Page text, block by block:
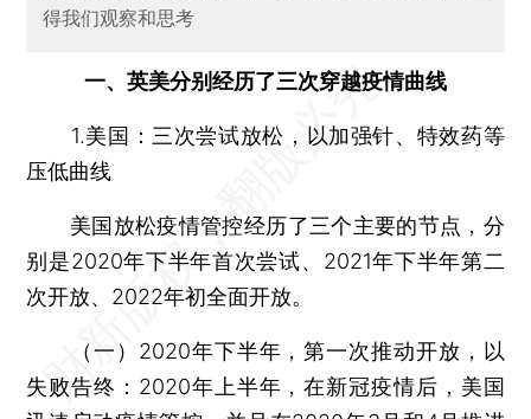
得我们观察和思考
一、英美分别经历了三次穿越疫情曲线
1.美国：三次尝试放松，以加强针、特效药等
压低曲线
美国放松疫情管控经历了三个主要的节点，分
别是2020年下半年首次尝试、2021年下半年第二
次开放、2022年初全面开放。
（一）2020年下半年，第一次推动开放，以
失败告终：2020年上半年，在新冠疫情后，美国